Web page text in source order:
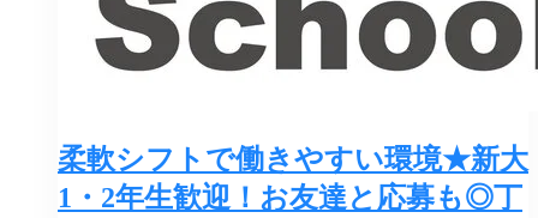
柔軟シフトで働きやすい環境★新大
1・2年生歓迎！お友達と応募も◎丁